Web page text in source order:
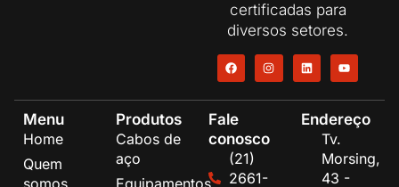
certificadas para
diversos setores.
Menu
Home
Quem
somos
Produtos
Cabos de
aço
Equipamentos
Fale
conosco
(21)
2661-
Endereço
Tv.
Morsing,
43 -